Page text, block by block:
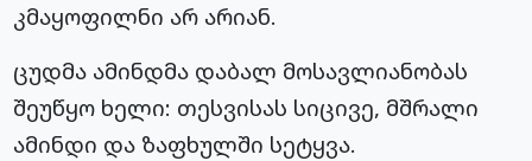
კმაყოფილნი არ არიან.
ცუდმა ამინდმა დაბალ მოსავლიანობას
შეუწყო ხელი: თესვისას სიცივე, მშრალი
ამინდი და ზაფხულში სეტყვა.